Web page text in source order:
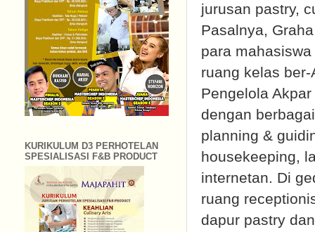
jurusan pastry,
Pasalnya,
para
ruang kelas
Pengelola
dengan
planning &
housekeeping,
internetan. Di
ruang
dapur pastry
KURIKULUM D3 PERHOTELAN
SPESIALISASI F&B PRODUCT